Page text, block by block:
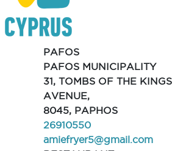
PAFOS
PAFOS MUNICIPALITY
31, TOMBS OF THE KINGS
AVENUE,
8045, PAPHOS
26910550
amiefryer5@gmail.com